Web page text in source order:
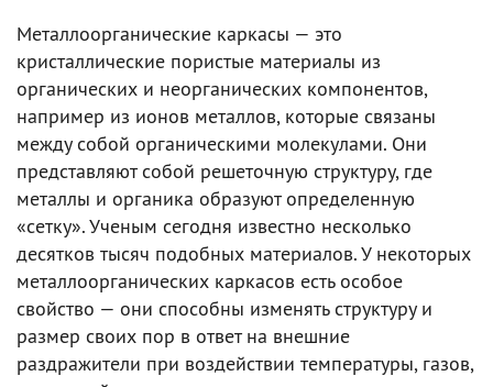
Металлоорганические каркасы — это
кристаллические пористые материалы из
органических и неорганических компонентов,
например из ионов металлов, которые связаны
между собой органическими молекулами. Они
представляют собой решеточную структуру, где
металлы и органика образуют определенную
«сетку». Ученым сегодня известно несколько
десятков тысяч подобных материалов. У некоторых
металлоорганических каркасов есть особое
свойство — они способны изменять структуру и
размер своих пор в ответ на внешние
раздражители при воздействии температуры, газов,